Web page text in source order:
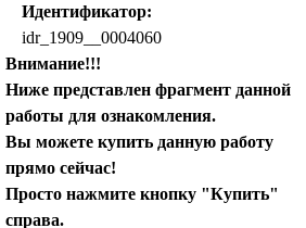
Идентификатор:
idr_1909__0004060
Внимание!!!
Ниже представлен фрагмент данной
работы для ознакомления.
Вы можете купить данную работу
прямо сейчас!
Просто нажмите кнопку "Купить"
справа.